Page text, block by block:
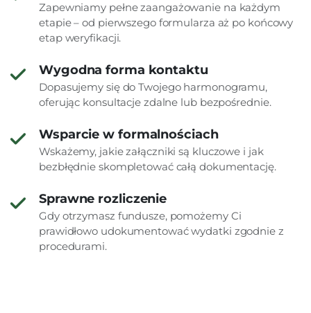
Zapewniamy pełne zaangażowanie na każdym
etapie – od pierwszego formularza aż po końcowy
etap weryfikacji.
Wygodna forma kontaktu
Dopasujemy się do Twojego harmonogramu,
oferując konsultacje zdalne lub bezpośrednie.
Wsparcie w formalnościach
Wskażemy, jakie załączniki są kluczowe i jak
bezbłędnie skompletować całą dokumentację.
Sprawne rozliczenie
Gdy otrzymasz fundusze, pomożemy Ci
prawidłowo udokumentować wydatki zgodnie z
procedurami.